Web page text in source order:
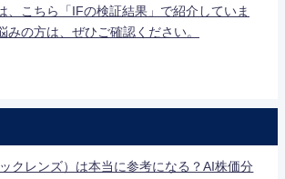
、こちら「IFの検証結果」で紹介していま
みの方は、ぜひご確認ください。
クレンズ）は本当に参考になる？AI株価分